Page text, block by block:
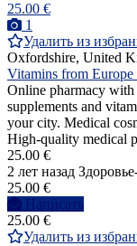
25.00 €
1
Удалить из
Oxfordshire, United
Vitamins from Europe
Online pharmacy
supplements and
your city. Medical
High-quality medical
25.00 €
2 лет назад
25.00 €
Написать
25.00 €
Удалить из